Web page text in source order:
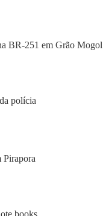
BR-251 em Grão Mogol
Pirapora